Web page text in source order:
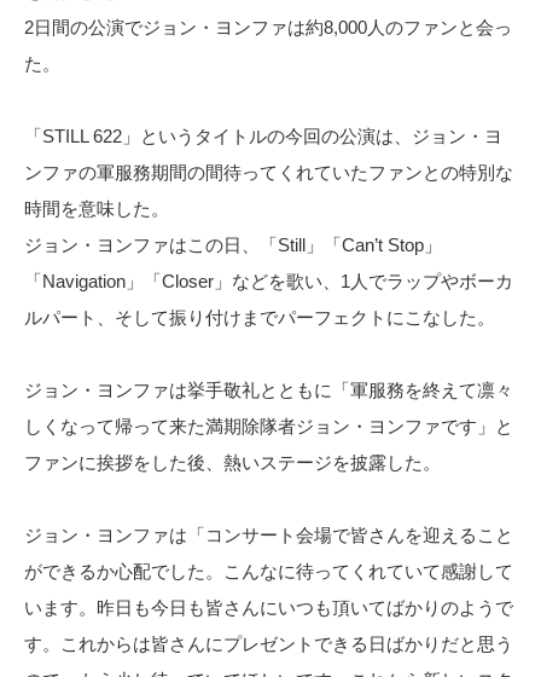
2日間の公演でジョン・ヨンファは約8,000人のファンと会っ
た。
「STILL 622」というタイトルの今回の公演は、ジョン・ヨ
ンファの軍服務期間の間待ってくれていたファンとの特別な
時間を意味した。
ジョン・ヨンファはこの日、「Still」「Can’t Stop」
「Navigation」「Closer」などを歌い、1人でラップやボーカ
ルパート、そして振り付けまでパーフェクトにこなした。
ジョン・ヨンファは挙手敬礼とともに「軍服務を終えて凛々
しくなって帰って来た満期除隊者ジョン・ヨンファです」と
ファンに挨拶をした後、熱いステージを披露した。
ジョン・ヨンファは「コンサート会場で皆さんを迎えること
ができるか心配でした。こんなに待ってくれていて感謝して
います。昨日も今日も皆さんにいつも頂いてばかりのようで
す。これからは皆さんにプレゼントできる日ばかりだと思う